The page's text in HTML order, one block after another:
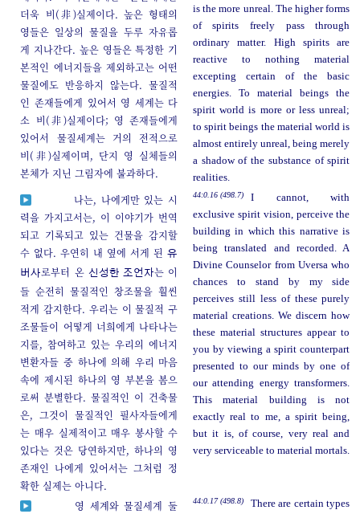
더욱 비(非)실제이다. 높은 형태의
영들은 일상의 물질을 두루 자유롭
게 지나간다. 높은 영들은 특정한 기
본적인 에너지들을 제외하고는 어떤
물질에도 반응하지 않는다. 물질적
인 존재들에게 있어서 영 세계는 다
소 비(非)실제이다; 영 존재들에게
있어서 물질세계는 거의 전적으로
비(非)실제이며, 단지 영 실체들의
본체가 지닌 그림자에 불과하다.
is the more unreal. The higher forms
of spirits freely pass through
ordinary matter. High spirits are
reactive to nothing material
excepting certain of the basic
energies. To material beings the
spirit world is more or less unreal;
to spirit beings the material world is
almost entirely unreal, being merely
a shadow of the substance of spirit
realities.
나는, 나에게만 있는 시
력을 가지고서는, 이 이야기가 번역
되고 기록되고 있는 건물을 감지할
수 없다. 우연히 내 옆에 서게 된유
버사로부터 온 신성한 조언자는 이
들 순전히 물질적인 창조물을 훨씬
적게 감지한다. 우리는 이 물질적 구
조물들이 어떻게 너희에게 나타나는
지를, 참여하고 있는 우리의 에너지
변환자들 중 하나에 의해 우리 마음
속에 제시된 하나의 영 부본을 봄으
로써 분별한다. 물질적인 이 건축물
은, 그것이 물질적인 필사자들에게
는 매우 실제적이고 매우 봉사할 수
있다는 것은 당연하지만, 하나의 영
존재인 나에게 있어서는 그처럼 정
확한 실제는 아니다.
44:0.16 (498.7)
I cannot, with
exclusive spirit vision, perceive the
building in which this narrative is
being translated and recorded. A
Divine Counselor from Uversa who
chances to stand by my side
perceives still less of these purely
material creations. We discern how
these material structures appear to
you by viewing a spirit counterpart
presented to our minds by one of
our attending energy transformers.
This material building is not
exactly real to me, a spirit being,
but it is, of course, very real and
very serviceable to material mortals.
영 세계와 물질세계 둘
44:0.17 (498.8)
There are certain types